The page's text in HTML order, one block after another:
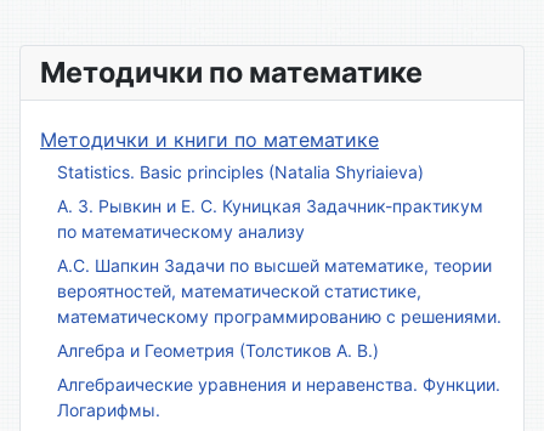
Методички по математике
Методички и книги по математике
Statistics. Basic principles (Natalia Shyriaieva)
А. З. Рывкин и Е. С. Куницкая Задачник-практикум
по математическому анализу
А.С. Шапкин Задачи по высшей математике, теории
вероятностей, математической статистике,
математическому программированию с решениями.
Алгебра и Геометрия (Толстиков А. В.)
Алгебраические уравнения и неравенства. Функции.
Логарифмы.